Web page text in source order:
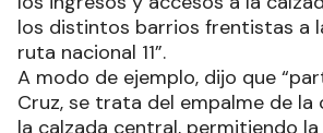
los distintos barrios frentistas a
ruta nacional 11”.
A modo de ejemplo, dijo que
Cruz, se trata del empalme de la
la calzada central, permitiendo